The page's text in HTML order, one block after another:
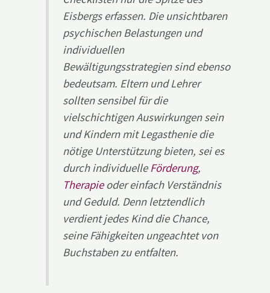
Eisbergs erfassen. Die unsichtbaren
psychischen Belastungen und
individuellen
Bewältigungsstrategien sind ebenso
bedeutsam. Eltern und Lehrer
sollten sensibel für die
vielschichtigen Auswirkungen sein
und Kindern mit Legasthenie die
nötige Unterstützung bieten, sei es
durch individuelleFörderung,
Therapieoder einfach Verständnis
und Geduld. Denn letztendlich
verdient jedes Kind die Chance,
seine Fähigkeiten ungeachtet von
Buchstaben zu entfalten.